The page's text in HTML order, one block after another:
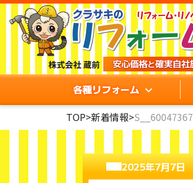
各種リフォーム
TOP>新着情報>S__60047367
2025年7月7日